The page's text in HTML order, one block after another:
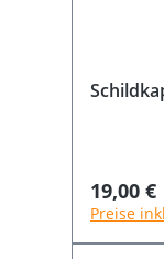
19,00 €
Preise